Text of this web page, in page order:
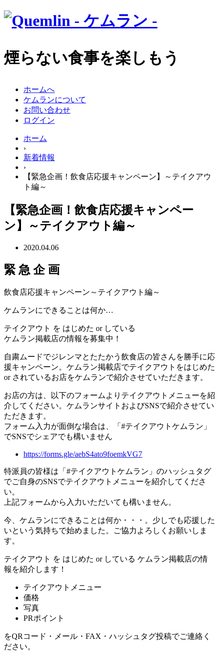
煙らない食事を楽しもう
ホームへ
ケムランについて
お問い合わせ
ログイン
ホーム
›
新着情報
›
【緊急企画！飲食店応援キャンペーン】～テイクアウ
ト編～
【緊急企画！飲食店応援キャンペー
ン】～テイクアウト編～
2020.04.06
緊 急 企 画
飲食店応援キャンペーン ～テイクアウト編～
ケムランにできることは何か…
テイクアウト を はじめた or している
ケムラン掲載店の情報を募集中！
自粛ムードでジレンマとたたかう飲食店の皆さんを勝手に応
援キャンペーン。ケムラン掲載店でテイクアウトをはじめた
or されているお店をケムランで紹介させていただきます。
お店の方は、以下のフォームよりテイクアウトメニューを紹
介してください。ケムランサイトおよびSNSで紹介させてい
ただきます。
フォーム入力が面倒な場合は、
「#テイクアウトケムラン」
でSNSでシェアでも構いません
https://forms.gle/aebS4ato9foemkVG7
特派員の皆様は 「#テイクアウトケムラン」 のハッシュタグ
でご自身のSNSでテイクアウトメニューを紹介してくださ
い。
上記フォームから入力いただいても構いません。
今、ケムランにできることは何か・・・。少しでも応援した
いという気持ちで始めました。ご協力よろしくお願いしま
す。
テイクアウト を はじめた or している ケムラン掲載店の情
報を紹介します！
テイクアウトメニュー
価格
写真
PRポイント
をQRコード・メール・FAX・ハッシュタグ投稿でご連絡く
ださい。